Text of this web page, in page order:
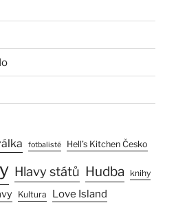
fotbalisté Hell’s Kitchen Česko
Hlavy států Hudba knihy
Kultura Love Island